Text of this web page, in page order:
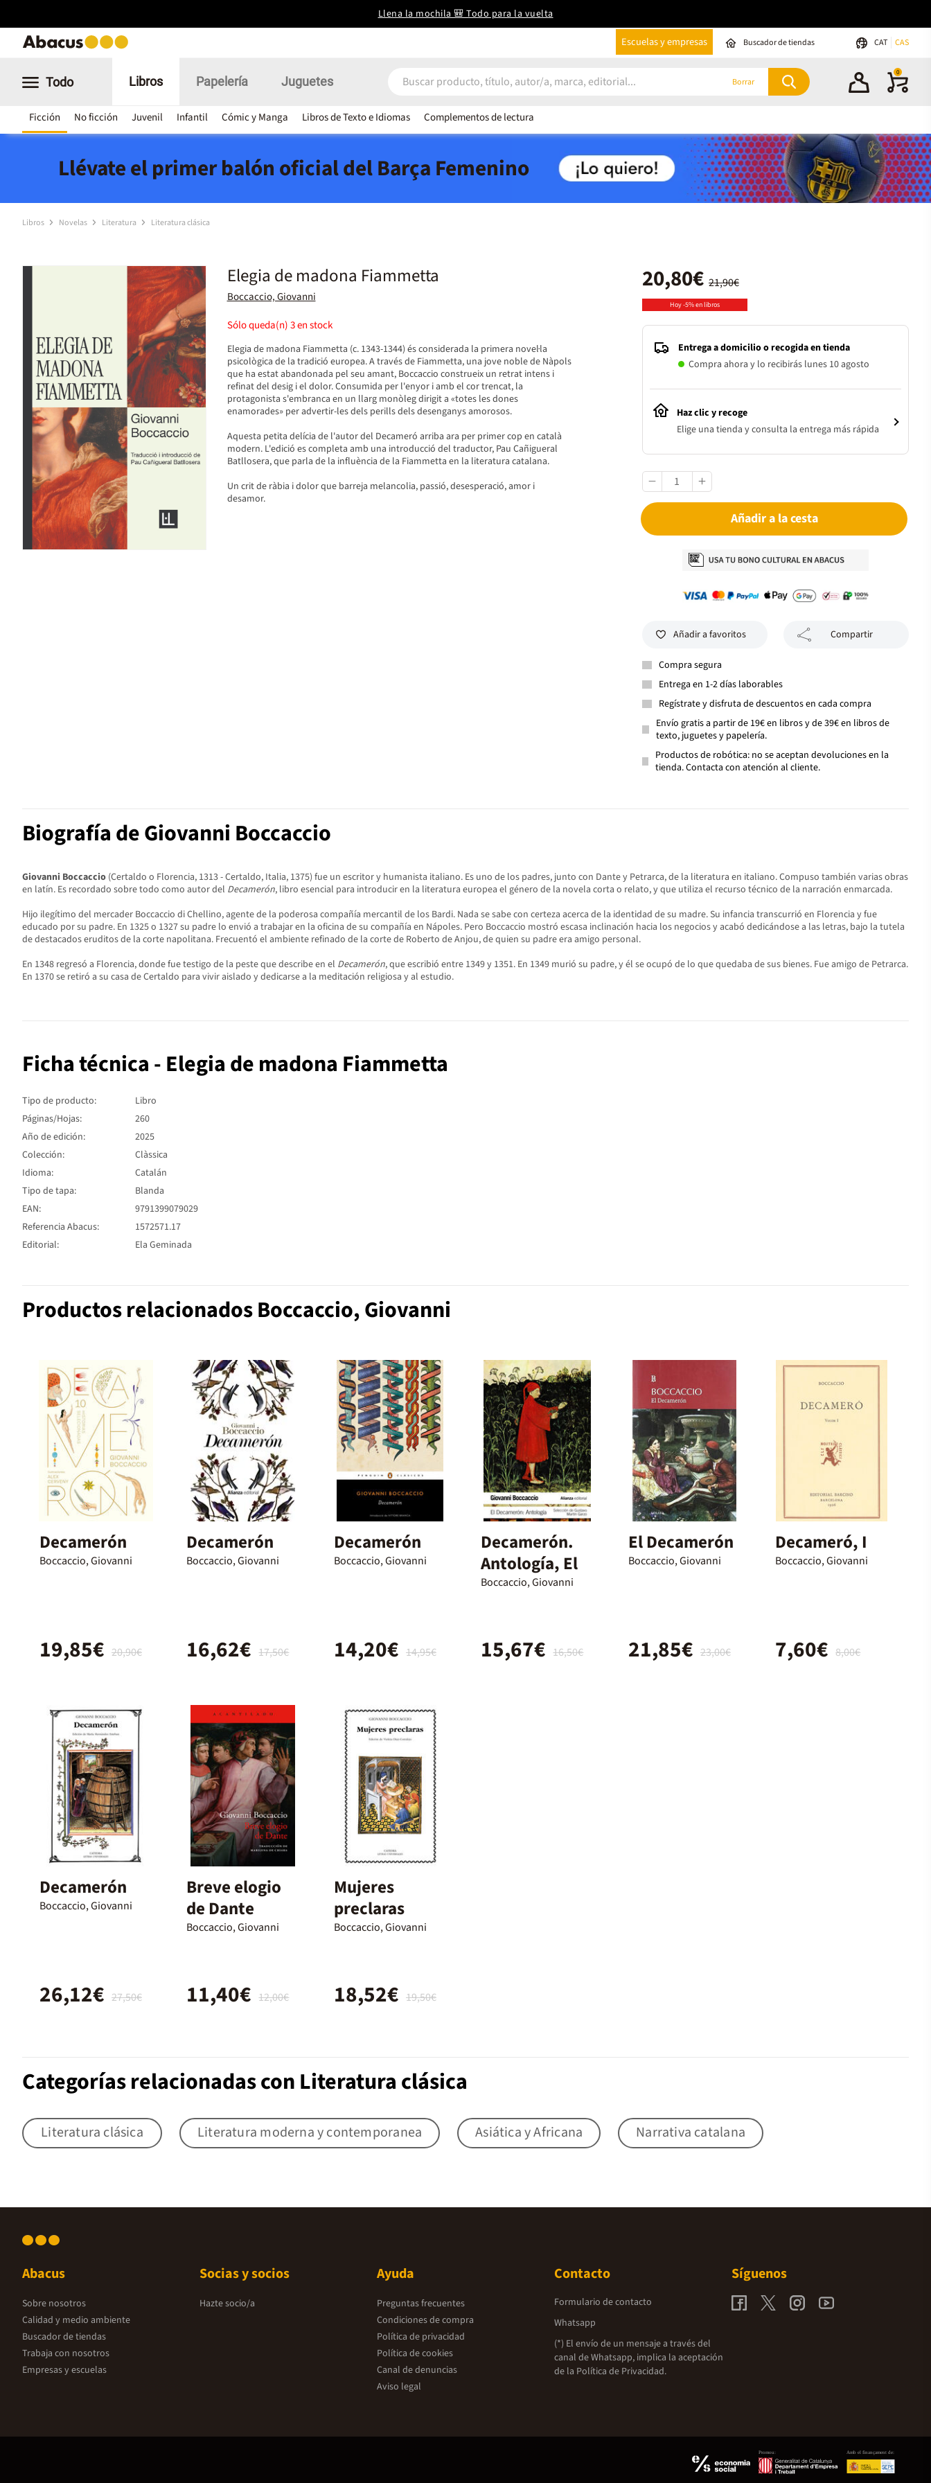
Llena la mochila 🎒 Todo para la vuelta
Escuelas y empresas Buscador de tiendas CAT CAS
Todo Libros
Ficción No ficción Juvenil Infantil Cómic y Manga Libros de Texto e Idiomas Complementos de lectura
Papelería Juguetes Borrar
0
Llévate el primer balón oficial del Barça Femenino
Libros Novelas Literatura Literatura clásica
Elegia de madona Fiammetta
Boccaccio, Giovanni
Sólo queda(n)3en stock
Elegia de madona Fiammetta (c. 1343-1344) és considerada la primera novel·la
psicològica de la tradició europea. A través de Fiammetta, una jove noble de Nàpols
que ha estat abandonada pel seu amant, Boccaccio construeix un retrat intens i
refinat del desig i el dolor. Consumida per l'enyor i amb el cor trencat, la
protagonista s'embranca en un llarg monòleg dirigit a «totes les dones
enamorades» per advertir-les dels perills dels desenganys amorosos.
Aquesta petita delícia de l'autor del Decameró arriba ara per primer cop en català
modern. L'edició es completa amb una introducció del traductor, Pau Cañigueral
Batllosera, que parla de la influència de la Fiammetta en la literatura catalana.
Un crit de ràbia i dolor que barreja melancolia, passió, desesperació, amor i
desamor.
21,90€
20,80€
Hoy -5% en libros
Entrega a domicilio o recogida en tienda
Compra ahora y lo recibirás lunes 10 agosto
Haz clic y recoge
Elige una tienda y consulta la entrega más rápida
Añadir a la cesta
Añadir a favoritos Compartir
Compra segura
Entrega en 1-2 días laborables
Regístrate y disfruta de descuentos en cada compra
Envío gratis a partir de 19€ en libros y de 39€ en libros de
texto, juguetes y papelería.
Productos de robótica: no se aceptan devoluciones en la
tienda. Contacta con atención al cliente.
Biografía de Giovanni Boccaccio
Giovanni Boccaccio (Certaldo o Florencia, 1313 - Certaldo, Italia, 1375) fue un escritor y humanista italiano. Es uno de los padres, junto con Dante y Petrarca, de la literatura en italiano. Compuso también varias obras
en latín. Es recordado sobre todo como autor del Decamerón, libro esencial para introducir en la literatura europea el género de la novela corta o relato, y que utiliza el recurso técnico de la narración enmarcada.
Hijo ilegítimo del mercader Boccaccio di Chellino, agente de la poderosa compañía mercantil de los Bardi. Nada se sabe con certeza acerca de la identidad de su madre. Su infancia transcurrió en Florencia y fue
educado por su padre. En 1325 o 1327 su padre lo envió a trabajar en la oficina de su compañía en Nápoles. Pero Boccaccio mostró escasa inclinación hacia los negocios y acabó dedicándose a las letras, bajo la tutela
de destacados eruditos de la corte napolitana. Frecuentó el ambiente refinado de la corte de Roberto de Anjou, de quien su padre era amigo personal.
En 1348 regresó a Florencia, donde fue testigo de la peste que describe en el Decamerón, que escribió entre 1349 y 1351. En 1349 murió su padre, y él se ocupó de lo que quedaba de sus bienes. Fue amigo de Petrarca.
En 1370 se retiró a su casa de Certaldo para vivir aislado y dedicarse a la meditación religiosa y al estudio.
Ficha técnica - Elegia de madona Fiammetta
Tipo de producto:
Libro
Páginas/Hojas:
260
Año de edición:
2025
Colección:
Clàssica
Idioma:
Catalán
Tipo de tapa:
Blanda
EAN:
9791399079029
Referencia Abacus:
1572571.17
Editorial:
Ela Geminada
Productos relacionados Boccaccio, Giovanni
Decamerón
Boccaccio, Giovanni
20,90€
19,85€
Decamerón
Boccaccio, Giovanni
17,50€
16,62€
Decamerón
Boccaccio, Giovanni
14,95€
14,20€
Decamerón.
Antología, El
Boccaccio, Giovanni
16,50€
15,67€
El Decamerón
Boccaccio, Giovanni
23,00€
21,85€
Decameró, I
Boccaccio, Giovanni
8,00€
7,60€
Decamerón
Boccaccio, Giovanni
27,50€
26,12€
Breve elogio
de Dante
Boccaccio, Giovanni
12,00€
11,40€
Mujeres
preclaras
Boccaccio, Giovanni
19,50€
18,52€
Categorías relacionadas con Literatura clásica
Literatura clásica Literatura moderna y contemporanea Asiática y Africana Narrativa catalana
Abacus
Sobre nosotros
Calidad y medio ambiente
Buscador de tiendas
Trabaja con nosotros
Empresas y escuelas
Socias y socios
Hazte socio/a
Ayuda
Preguntas frecuentes
Condiciones de compra
Política de privacidad
Política de cookies
Canal de denuncias
Aviso legal
Contacto
Formulario de contacto
Whatsapp
(*) El envío de un mensaje a través del
canal de Whatsapp, implica la aceptación
de la Política de Privacidad.
Síguenos
Promou: Amb el finançament de: